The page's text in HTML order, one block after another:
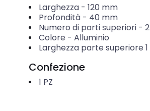
Larghezza- 120 mm
Profondità- 40 mm
Numero di parti superiori- 2
Colore - Alluminio
Larghezza parte superiore 1
Confezione
1 PZ